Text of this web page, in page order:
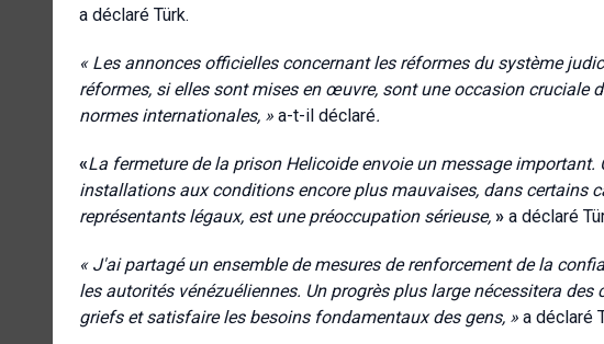
a déclaré Türk.
« Les annonces officielles concernant les réformes du système
réformes, si elles sont mises en œuvre, sont une occasion cruciale
normes internationales, » a-t-il déclaré.
«La fermeture de la prison Helicoide envoie un message important.
installations aux conditions encore plus mauvaises, dans certains
représentants légaux, est une préoccupation sérieuse, » a déclaré
« J'ai partagé un ensemble de mesures de renforcement de la
les autorités vénézuéliennes. Un progrès plus large nécessitera
griefs et satisfaire les besoins fondamentaux des gens, » a déclaré